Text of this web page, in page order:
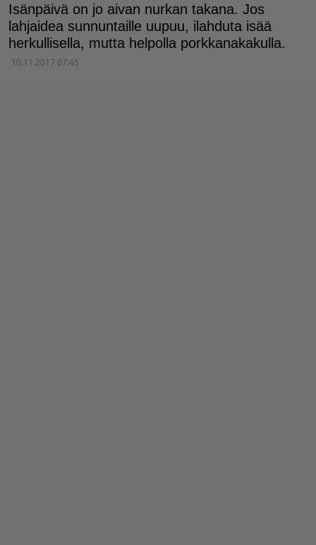
Isänpäivä on jo aivan nurkan takana. Jos
lahjaidea sunnuntaille uupuu, ilahduta isää
herkullisella, mutta helpolla porkkanakakulla.
10.11.2017 07:45